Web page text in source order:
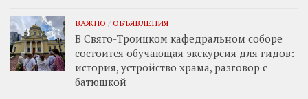
ВАЖНО / ОБЪЯВЛЕНИЯ
В Свято-Троицком кафедральном соборе
состоится обучающая экскурсия для гидов:
история, устройство храма, разговор с
батюшкой